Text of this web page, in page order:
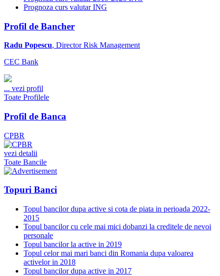
Prognoza curs valutar ING
Profil de Bancher
Radu Popescu, Director Risk Management
CEC Bank
... vezi profil
Toate Profilele
Profil de Banca
CPBR
vezi detalii
Toate Bancile
Topuri Banci
Topul bancilor dupa active si cota de piata in perioada 2022-
2015
Topul bancilor cu cele mai mici dobanzi la creditele de nevoi
personale
Topul bancilor la active in 2019
Topul celor mai mari banci din Romania dupa valoarea
activelor in 2018
Topul bancilor dupa active in 2017